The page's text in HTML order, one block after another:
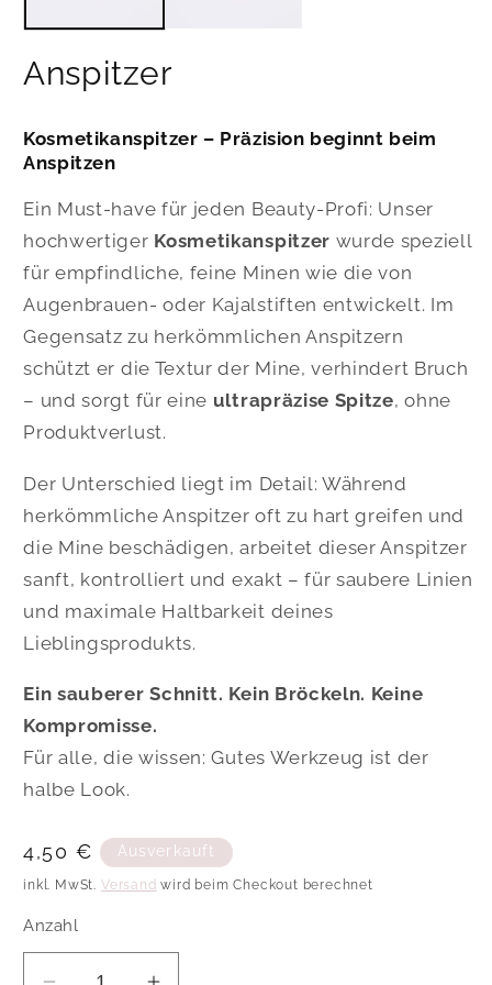
Anspitzer
Kosmetikanspitzer – Präzision beginnt beim
Anspitzen
Ein Must-have für jeden Beauty-Profi: Unser
hochwertiger Kosmetikanspitzer wurde speziell
für empfindliche, feine Minen wie die von
Augenbrauen- oder Kajalstiften entwickelt. Im
Gegensatz zu herkömmlichen Anspitzern
schützt er die Textur der Mine, verhindert Bruch
– und sorgt für eine ultrapräzise Spitze, ohne
Produktverlust.
Der Unterschied liegt im Detail: Während
herkömmliche Anspitzer oft zu hart greifen und
die Mine beschädigen, arbeitet dieser Anspitzer
sanft, kontrolliert und exakt – für saubere Linien
und maximale Haltbarkeit deines
Lieblingsprodukts.
Ein sauberer Schnitt. Kein Bröckeln. Keine
Kompromisse.
Für alle, die wissen: Gutes Werkzeug ist der
halbe Look.
Normaler
Preis
4,50 € Ausverkauft
inkl. MwSt. Versand wird beim Checkout berechnet
Anzahl